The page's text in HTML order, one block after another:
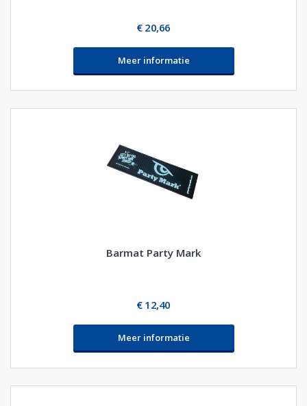
€ 20,66
Meer informatie
Barmat Party Mark
€ 12,40
Meer informatie